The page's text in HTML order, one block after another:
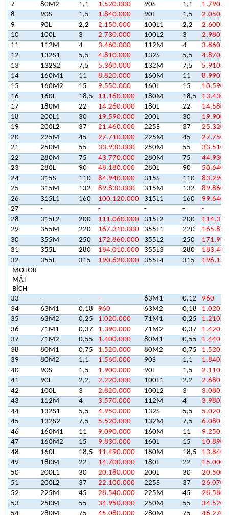
7
80M2 1,1 1.520.000 90S 1,1
8
90S 1,5 1.840.000 90L 1,5
9
90L 2,2 2.150.000 100L1 2,2
10
100L 3 2.730.000 100L2 3
11
112M 4 3.460.000 112M 4
12
132S1 5,5 4.810.000 132S 5,5
13
132S2 7,5 5.360.000 132M 7,5
14
160M1 11 8.820.000 160M 11
15
160M2 15 9.550.000 160L 15
16
160L 18,5 11.160.000 180M 18,5
17
180M 22 14.260.000 180L 22
18
200L1 30 19.590.000 200L 30
19
200L2 37 21.460.000 225S 37
20
225M 45 27.710.000 225M 45
21
250M 55 33.930.000 250M 55
22
280M 75 43.770.000 280M 75
23
280L 90 48.180.000 280L 90
24
315S 110 84.940.000 315S 110
25
315M 132 89.830.000 315M 132
26
315L1 160 100.120.000 315L1 160
27
- - - -
-
28
315L2 200 111.060.000 315L2 200
29
355M 220 167.310.000 355L1 220
30
355M 250 172.860.000 355L2 250
31
355L 280 184.010.000 355L3 280
32
355L 315 190.620.000 355L4 315
MOTOR
MẶT
BÍCH
33
- - - 63M1 0,12
960
34
63M1 0,18 960 63M2 0,18
35
63M2 0,25 1.020.000 71M1 0,25
36
71M1 0,37 1.390.000 71M2 0,37
37
71M2 0,55 1.400.000 80M1 0,55
38
80M1 0,75 1.520.000 80M2 0,75
39
80M2 1,1 1.560.000 90S 1,1
40
90S 1,5 1.900.000 90L 1,5
41
90L 2,2 2.220.000 100L1 2,2
42
100L 3 2.820.000 100L2 3
43
112M 4 3.570.000 112M 4
44
132S1 5,5 4.950.000 132S 5,5
45
132S2 7,5 5.520.000 132M 7,5
46
160M1 11 9.090.000 160M 11
47
160M2 15 9.830.000 160L 15
48
160L 18,5 11.490.000 180M 18,5
49
180M 22 14.700.000 180L 22
50
200L1 30 20.180.000 200L 30
51
200L2 37 22.100.000 225S 37
52
225M 45 28.540.000 225M 45
53
250M 55 34.950.000 250M 55